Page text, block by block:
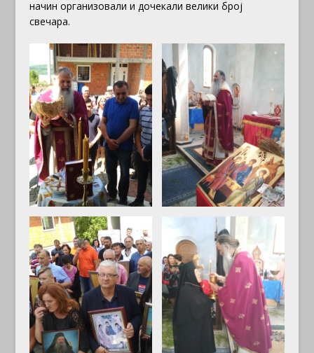
начин организовали и дочекали велики број
свечара.